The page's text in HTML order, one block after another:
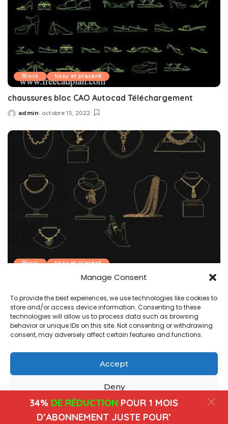
Manage Consent
To provide the best experiences, we use technologies like cookies to
store and/or access device information. Consenting to these
technologies will allow us to process data such as browsing
behavior or unique IDs on this site. Not consenting or withdrawing
consent, may adversely affect certain features and functions.
Accept
Deny
View preferences
Blocs tissu et placard
chaussures bloc CAO Autocad Téléchargement
Posted
admin octobre 15, 2022
Blocs tissu et placard
bijoux DWG bloc CAO dans Autocad, téléchargement
Posted
by
admin octobre 15, 2022
1 2
Copyright@ www.freecadplan.com
Privacy Policy-About Us-Contact-Cookies
34% DE RÉDUCTION POUR 1 MOIS
D’ABONNEMENT JUSTE POUR’